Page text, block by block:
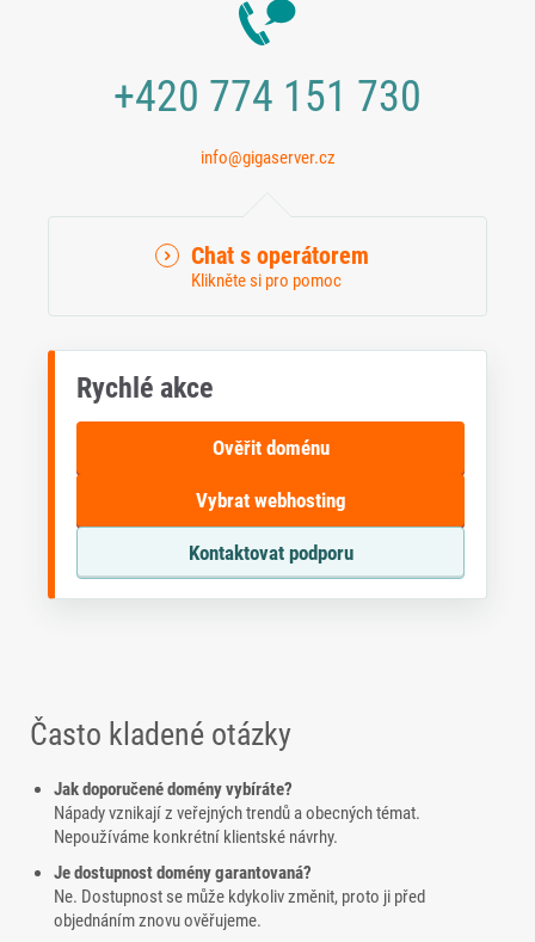
+420 774 151 730
info@gigaserver.cz
Chat s operátorem
Klikněte si pro pomoc
Rychlé akce
Ověřit doménu
Vybrat webhosting
Kontaktovat podporu
Často kladené otázky
Jak doporučené domény vybíráte?
Nápady vznikají z veřejných trendů a obecných témat.
Nepoužíváme konkrétní klientské návrhy.
Je dostupnost domény garantovaná?
Ne. Dostupnost se může kdykoliv změnit, proto ji před
objednáním znovu ověřujeme.